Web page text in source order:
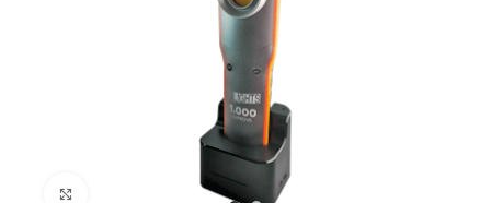
Büyütmek için tıklayın